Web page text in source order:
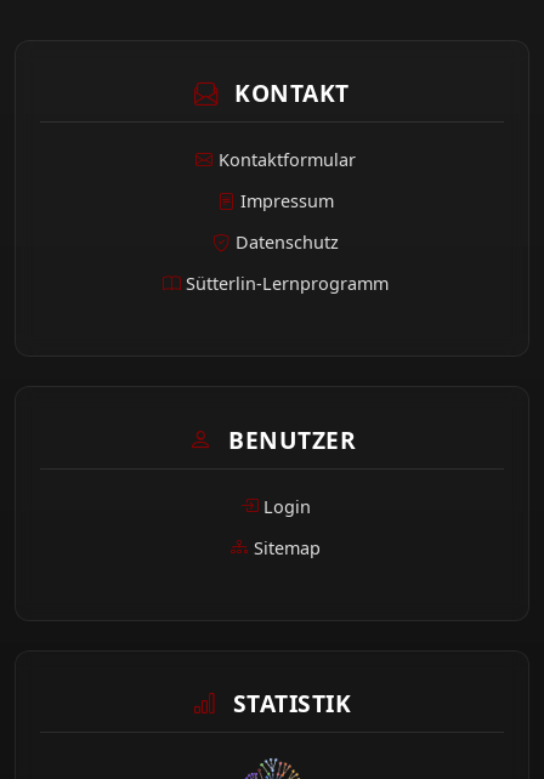
KONTAKT
Kontaktformular
Impressum
Datenschutz
Sütterlin-Lernprogramm
BENUTZER
Login
Sitemap
STATISTIK